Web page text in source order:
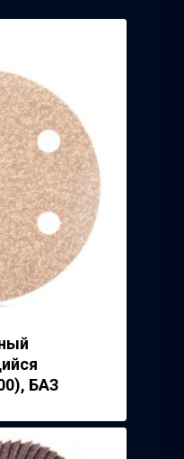
БАЗ
3Д Крестики
Волжский
Завод
Речицкий Метизный